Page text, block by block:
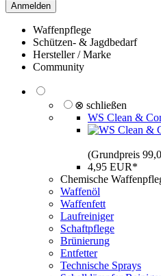
Anmelden
Waffenpflege
Schützen- & Jagdbedarf
Hersteller / Marke
Community
⊗ schließen
WS Clean &
(Grundpreis
4,95 EUR*
Chemische
Waffenöl
Waffenfett
Laufreiniger
Schaftpflege
Brünierung
Entfetter
Technische Sprays